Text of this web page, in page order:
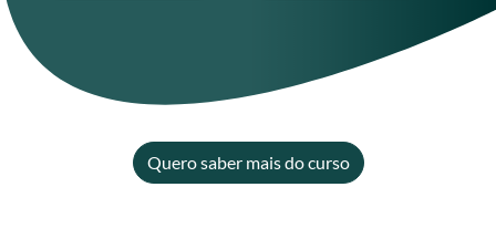
Quero saber mais do curso